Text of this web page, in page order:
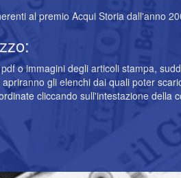
al premio Acqui Storia dall'anno
o immagini degli articoli stampa,
gli elenchi dai quali poter
cliccando sull'intestazione della